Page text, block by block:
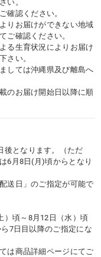
い。
確認ください。
りお届けができない地域
ご確認ください。
る生育状況によりお届け
さい。
しては沖縄県及び離島へ
のお届け開始日以降に順
後となります。（ただ
6月8日(月)頃からとなり
送日」のご指定が可能で
）頃～8月12日（水）頃
7日目以降のご指定にな
は商品詳細ページにてご